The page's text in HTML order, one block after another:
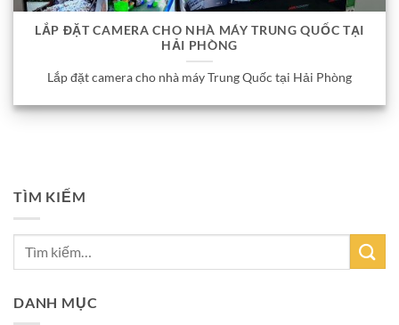
LẮP ĐẶT CAMERA CHO NHÀ MÁY TRUNG QUỐC TẠI
HẢI PHÒNG
Lắp đặt camera cho nhà máy Trung Quốc tại Hải Phòng
TÌM KIẾM
DANH MỤC